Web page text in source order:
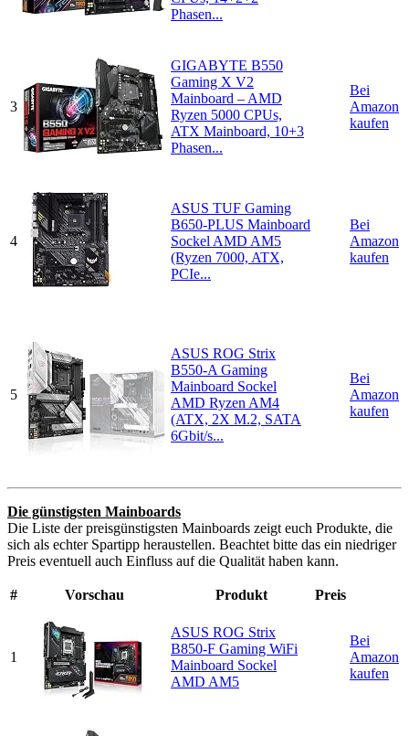
Phasen...
3
GIGABYTE B550
Gaming X V2
Mainboard – AMD
Ryzen 5000 CPUs,
ATX Mainboard, 10+3
Phasen...
Bei
Amazon
kaufen
4
ASUS TUF Gaming
B650-PLUS Mainboard
Sockel AMD AM5
(Ryzen 7000, ATX,
PCIe...
Bei
Amazon
kaufen
5
ASUS ROG Strix
B550-A Gaming
Mainboard Sockel
AMD Ryzen AM4
(ATX, 2X M.2, SATA
6Gbit/s...
Bei
Amazon
kaufen
Die günstigsten Mainboards
Die Liste der preisgünstigsten Mainboards zeigt euch Produkte, die
sich als echter Spartipp heraustellen. Beachtet bitte das ein niedriger
Preis eventuell auch Einfluss auf die Qualität haben kann.
# Vorschau Produkt Preis
1
ASUS ROG Strix
B850-F Gaming WiFi
Mainboard Sockel
AMD AM5
Bei
Amazon
kaufen